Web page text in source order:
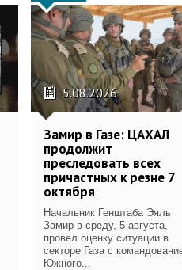
5.08.2026
Замир в Газе: ЦАХАЛ
продолжит
преследовать всех
причастных к резне 7
октября
Начальник Генштаба Эяль
Замир в среду, 5 августа,
провел оценку ситуации в
секторе Газа с
Южного...